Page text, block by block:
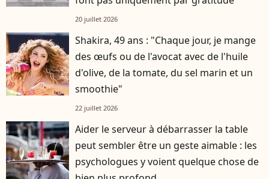
20 juillet 2026
Shakira, 49 ans : "Chaque jour, je mange
des œufs ou de l'avocat avec de l'huile
d'olive, de la tomate, du sel marin et un
smoothie"
22 juillet 2026
Aider le serveur à débarrasser la table
peut sembler être un geste aimable : les
psychologues y voient quelque chose de